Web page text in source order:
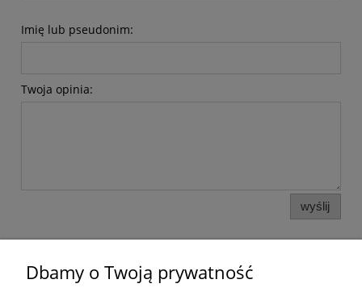
Imię lub pseudonim:
Twoja opinia:
wyślij
Pomoc
Dbamy o Twoją prywatność